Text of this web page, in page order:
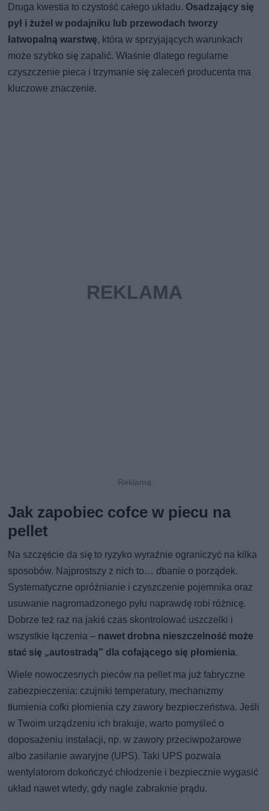
Druga kwestia to czystość całego układu. Osadzający się
pył i żużel w podajniku lub przewodach tworzy
łatwopalną warstwę, która w sprzyjających warunkach
może szybko się zapalić. Właśnie dlatego regularne
czyszczenie pieca i trzymanie się zaleceń producenta ma
kluczowe znaczenie.
Jak zapobiec cofce w piecu na
pellet
Na szczęście da się to ryzyko wyraźnie ograniczyć na kilka
sposobów. Najprostszy z nich to… dbanie o porządek.
Systematyczne opróżnianie i czyszczenie pojemnika oraz
usuwanie nagromadzonego pyłu naprawdę robi różnicę.
Dobrze też raz na jakiś czas skontrolować uszczelki i
wszystkie łączenia – nawet drobna nieszczelność może
stać się „autostradą” dla cofającego się płomienia.
Wiele nowoczesnych pieców na pellet ma już fabryczne
zabezpieczenia: czujniki temperatury, mechanizmy
tłumienia cofki płomienia czy zawory bezpieczeństwa. Jeśli
w Twoim urządzeniu ich brakuje, warto pomyśleć o
doposażeniu instalacji, np. w zawory przeciwpożarowe
albo zasilanie awaryjne (UPS). Taki UPS pozwala
wentylatorom dokończyć chłodzenie i bezpiecznie wygasić
układ nawet wtedy, gdy nagle zabraknie prądu.